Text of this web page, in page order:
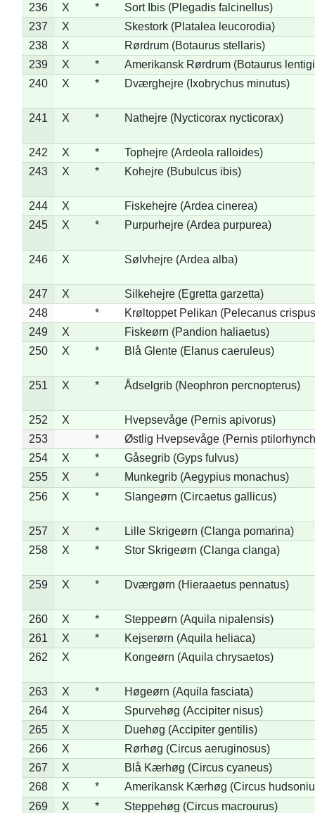
236
X *
Sort Ibis (Plegadis falcinellus)
237
X
Skestork (Platalea leucorodia)
238
X
Rørdrum (Botaurus stellaris)
239
X *
Amerikansk Rørdrum (Botaurus
240
X * Dværghejre (Ixobrychus minutus)
241 X * Nathejre (Nycticorax nycticorax)
242 X *
Tophejre (Ardeola ralloides)
243
X * Kohejre (Bubulcus ibis)
244 X
Fiskehejre (Ardea cinerea)
245
X * Purpurhejre (Ardea purpurea)
246 X Sølvhejre (Ardea alba)
247 X
Silkehejre (Egretta garzetta)
248
*
Krøltoppet Pelikan (Pelecanus
249
X
Fiskeørn (Pandion haliaetus)
250
X * Blå Glente (Elanus caeruleus)
251 X * Ådselgrib (Neophron percnopterus)
252 X
Hvepsevåge (Pernis apivorus)
253
*
Østlig Hvepsevåge (Pernis
254
X *
Gåsegrib (Gyps fulvus)
255
X *
Munkegrib (Aegypius monachus)
256
X * Slangeørn (Circaetus gallicus)
257 X *
Lille Skrigeørn (Clanga pomarina)
258
X * Stor Skrigeørn (Clanga clanga)
259 X * Dværgørn (Hieraaetus pennatus)
260 X *
Steppeørn (Aquila nipalensis)
261
X *
Kejserørn (Aquila heliaca)
262
X Kongeørn (Aquila chrysaetos)
263 X *
Høgeørn (Aquila fasciata)
264
X
Spurvehøg (Accipiter nisus)
265
X
Duehøg (Accipiter gentilis)
266
X
Rørhøg (Circus aeruginosus)
267
X
Blå Kærhøg (Circus cyaneus)
268
X *
Amerikansk Kærhøg (Circus
269
X *
Steppehøg (Circus macrourus)